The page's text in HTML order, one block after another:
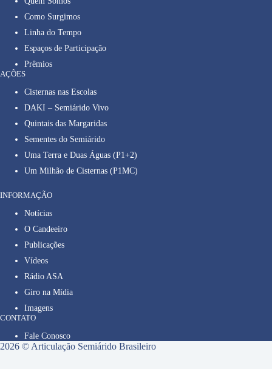
Como Surgimos
Linha do Tempo
Espaços de Participação
Prêmios
AÇÕES
Cisternas nas Escolas
DAKI – Semiárido Vivo
Quintais das Margaridas
Sementes do Semiárido
Uma Terra e Duas Águas (P1+2)
Um Milhão de Cisternas (P1MC)
INFORMAÇÃO
Notícias
O Candeeiro
Publicações
Vídeos
Rádio ASA
Giro na Mídia
Imagens
CONTATO
Fale Conosco
2026 © Articulação Semiárido Brasileiro